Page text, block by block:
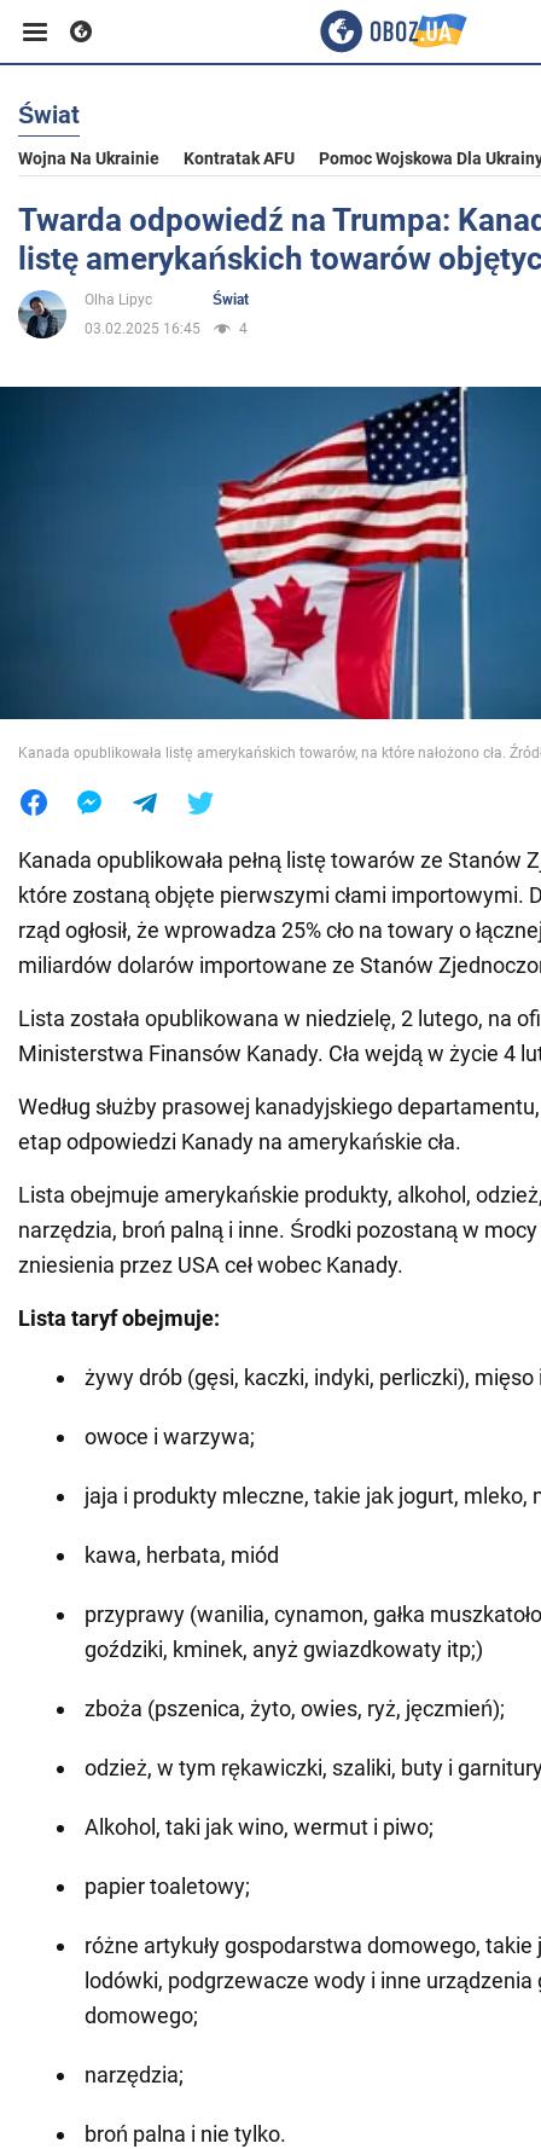
Biznes
Sport
Rozrywka
Wojna na Ukrainie
Jedzenie
Świat
Wojna Na Ukrainie Kontratak AFU Pomoc Wojskowa Dla
Twarda odpowiedź na Trumpa:
listę amerykańskich towarów
Olha Lipyc
Świat
03.02.2025 16:45
4
Kanada opublikowała listę amerykańskich towarów, na które nałożono cła.
Kanada opublikowała pełną listę towarów ze Stanów
które zostaną objęte pierwszymi cłami importowymi.
rząd ogłosił, że wprowadza 25% cło na towary o
miliardów dolarów importowane ze Stanów
Lista została opublikowana w niedzielę, 2 lutego, na
Ministerstwa Finansów Kanady. Cła wejdą w życie 4
Według służby prasowej kanadyjskiego
etap odpowiedzi Kanady na amerykańskie cła.
Lista obejmuje amerykańskie produkty, alkohol,
narzędzia, broń palną i inne. Środki pozostaną w
zniesienia przez USA ceł wobec Kanady.
Lista taryf obejmuje:
żywy drób (gęsi, kaczki, indyki, perliczki), mięso
owoce i warzywa;
jaja i produkty mleczne, takie jak jogurt, mleko,
kawa, herbata, miód
przyprawy (wanilia, cynamon, gałka
goździki, kminek, anyż gwiazdkowaty itp;)
zboża (pszenica, żyto, owies, ryż, jęczmień);
odzież, w tym rękawiczki, szaliki, buty i
Alkohol, taki jak wino, wermut i piwo;
papier toaletowy;
różne artykuły gospodarstwa domowego, takie
lodówki, podgrzewacze wody i inne
domowego;
narzędzia;
broń palna i nie tylko.